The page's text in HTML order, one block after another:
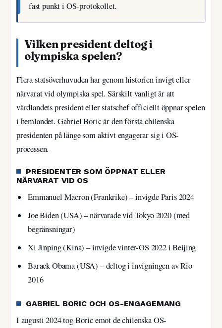
fast punkt i OS-protokollet.
Vilken president deltog i
olympiska spelen?
Flera statsöverhuvuden har genom historien invigt eller
närvarat vid olympiska spel. Särskilt vanligt är att
värdlandets president eller statschef officiellt öppnar spelen
i hemlandet. Gabriel Boric är den första chilenska
presidenten på länge som aktivt engagerar sig i OS-
processen.
PRESIDENTER SOM ÖPPNAT ELLER
NÄRVARAT VID OS
Emmanuel Macron (Frankrike) – invigde Paris 2024
Joe Biden (USA) – närvarade vid Tokyo 2020 (med
begränsningar)
Xi Jinping (Kina) – invigde vinter-OS 2022 i Beijing
Barack Obama (USA) – deltog i invigningen av Rio
2016
GABRIEL BORIC OCH OS-ENGAGEMANG
I augusti 2024 tog Boric emot de chilenska OS-